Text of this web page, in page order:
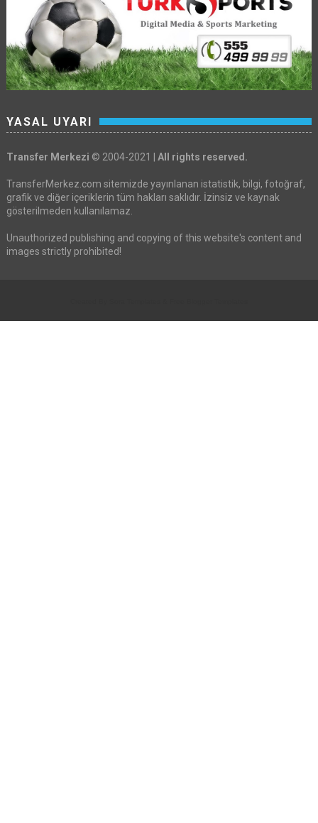
YASAL UYARI
Transfer Merkezi © 2004-2021 | All rights reserved.
TransferMerkez.com sitemizde yayınlanan istatistik, bilgi, fotoğraf,
grafik ve diğer içeriklerin tüm hakları saklıdır. İzinsiz ve kaynak
gösterilmeden kullanılamaz.
Unauthorized publishing and copying of this website's content and
images strictly prohibited!